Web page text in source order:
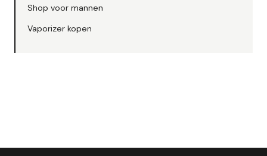
Shop voor mannen
Vaporizer kopen